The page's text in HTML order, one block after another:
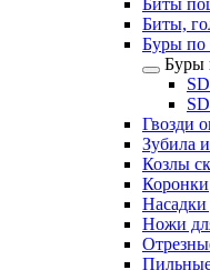
Биты
Биты,
Буры по
Буры
Гвозди
Зубила
Козлы
Коронки
Насадки
Ножи